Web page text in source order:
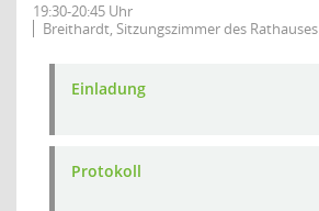
19:30-20:45 Uhr
Breithardt, Sitzungszimmer des Rathauses
Einladung
Protokoll